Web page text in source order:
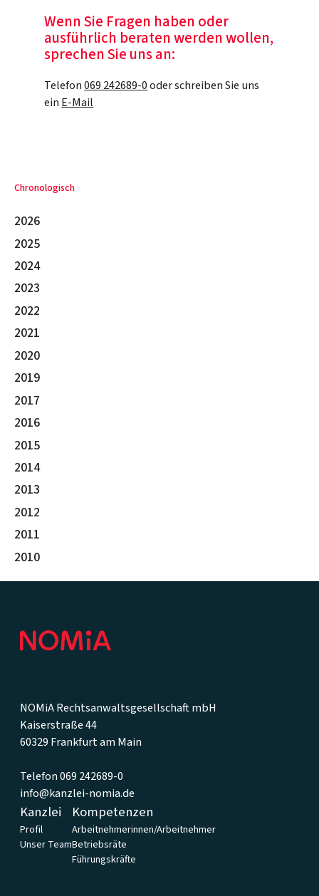
Wenn Sie Fragen haben oder
ausführlich beraten werden wollen,
sprechen Sie uns an:
Telefon069 242689-0oder schreiben Sie uns
ein E-Mail
Chronologisch
2026
2025
2024
2023
2022
2021
2020
2019
2017
2016
2015
2014
2013
2012
2011
2010
NOMiA Rechtsanwaltsgesellschaft mbH
Kaiserstraße 44
60329 Frankfurt am Main
Telefon 069 242689-0
info@kanzlei-nomia.de
Kanzlei
Profil
Unser Team
Kompetenzen
Arbeitnehmerinnen/Arbeitnehmer
Betriebsräte
Führungskräfte